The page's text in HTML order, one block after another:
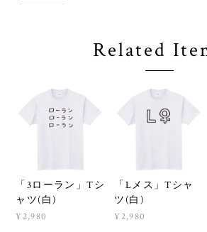
Related
「3ローラン」Tシ
ャツ(白)
¥2,980
「Lメス」Tシャ
ツ(白)
¥2,980